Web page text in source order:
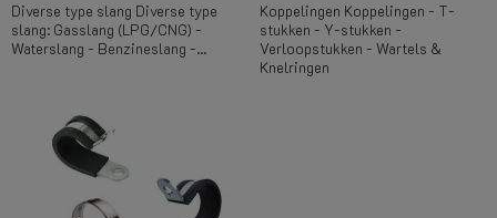
Diverse type slang Diverse type
slang: Gasslang (LPG/CNG) -
Waterslang - Benzineslang -...
Koppelingen Koppelingen - T-
stukken - Y-stukken -
Verloopstukken - Wartels &
Knelringen